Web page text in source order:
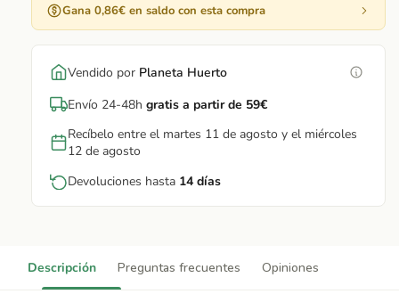
Gana 0,86€ en saldo con esta compra
Vendido por Planeta Huerto
Envío 24-48h gratis a partir de 59€
Recíbelo entre el martes 11 de agosto y el miércoles
12 de agosto
Devoluciones hasta 14 días
Descripción Preguntas frecuentes Opiniones